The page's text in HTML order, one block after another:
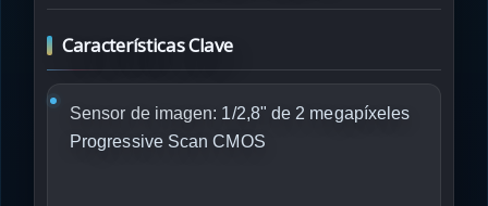
Características Clave
Sensor de imagen: 1/2,8" de 2 megapíxeles
Progressive Scan CMOS